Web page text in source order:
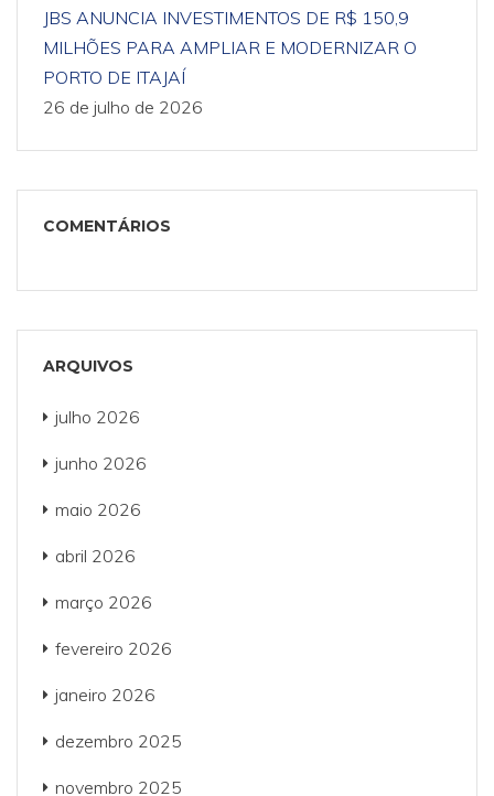
JBS ANUNCIA INVESTIMENTOS DE R$ 150,9
MILHÕES PARA AMPLIAR E MODERNIZAR O
PORTO DE ITAJAÍ
26 de julho de 2026
COMENTÁRIOS
ARQUIVOS
julho 2026
junho 2026
maio 2026
abril 2026
março 2026
fevereiro 2026
janeiro 2026
dezembro 2025
novembro 2025